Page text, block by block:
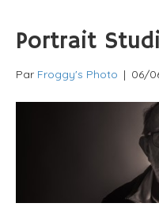
Portrait
Par Froggy's Photo | 06/